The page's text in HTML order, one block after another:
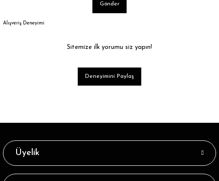
Gönder
Alışveriş Deneyimi
Sitemize ilk yorumu siz yapın!
Deneyimini Paylaş
Üyelik